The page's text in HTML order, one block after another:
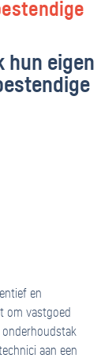
hun eigen
en
om vastgoed
onderhoudstak
aan een